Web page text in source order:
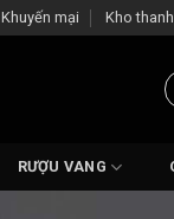
Khuyến mại Kho
RƯỢU VANG